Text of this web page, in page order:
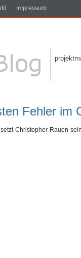
Impressum
Fehler im
Christopher Rauen